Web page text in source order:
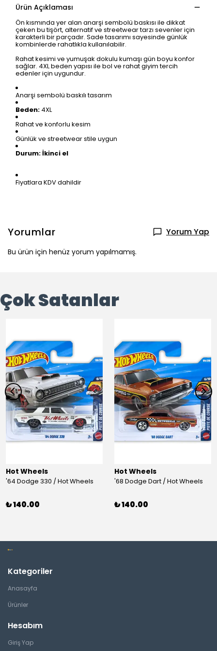
Ürün Açıklaması
Ön kısmında yer alan anarşi sembolü baskısı ile dikkat
çeken bu tişört, alternatif ve streetwear tarzı sevenler için
karakterli bir parçadır. Sade tasarımı sayesinde günlük
kombinlerde rahatlıkla kullanılabilir.
Rahat kesimi ve yumuşak dokulu kumaşı gün boyu konfor
sağlar. 4XL beden yapısı ile bol ve rahat giyim tercih
edenler için uygundur.
Anarşi sembolü baskılı tasarım
Beden: 4XL
Rahat ve konforlu kesim
Günlük ve streetwear stile uygun
Durum:İkinci el
Fiyatlara KDV dahildir
Yorumlar Yorum Yap
Bu ürün için henüz yorum yapılmamış.
Çok Satanlar
Hot Wheels
'64 Dodge 330 / Hot Wheels
₺ 140.00
Hot Wheels
'68 Dodge Dart / Hot Wheels
₺ 140.00
Kategoriler
Anasayfa
Ürünler
Hesabım
Giriş Yap